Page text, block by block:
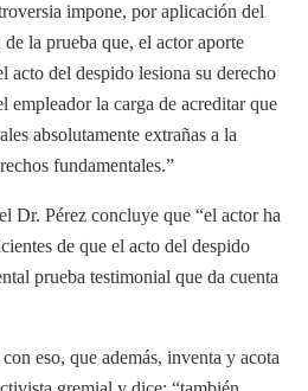
impone, por aplicación del
la prueba que, el actor aporte
acto del despido lesiona su derecho
empleador la carga de acreditar que
absolutamente extrañas a la
fundamentales.”
Dr. Pérez concluye que “el actor ha
de que el acto del despido
prueba testimonial que da cuenta
eso, que además, inventa y acota